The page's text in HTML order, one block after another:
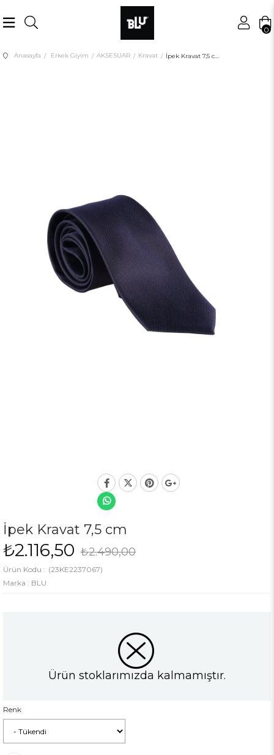
0
Anasayfa Erkek Giyim AKSESUAR Kravat
İpek Kravat 7,5 cm
₺2.490,00
₺2.116,50
(23KE2237067)
Marka : BLU
Ürün stoklarımızda kalmamıştır.
Renk